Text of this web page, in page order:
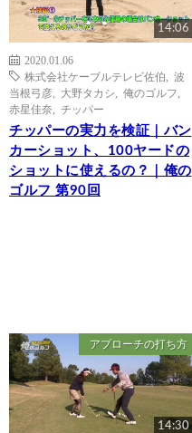
14:06
2020.01.06
株式会社ケーブルテレビ佐伯
波
当根弓彦
大野タカシ 俺のゴルフ
赤星佳奈
チッパー
チッパーの実力を検証｜バン
カーショット、100ヤードの
ショットに使えるの？｜俺の
ゴルフ 第90回
アプローチの打ち方
14:30